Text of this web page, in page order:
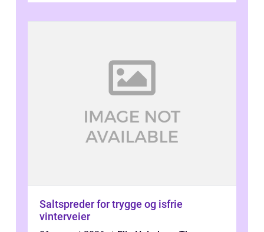
Saltspreder for trygge og isfrie
vinterveier